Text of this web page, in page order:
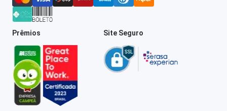
Prêmios Site Seguro